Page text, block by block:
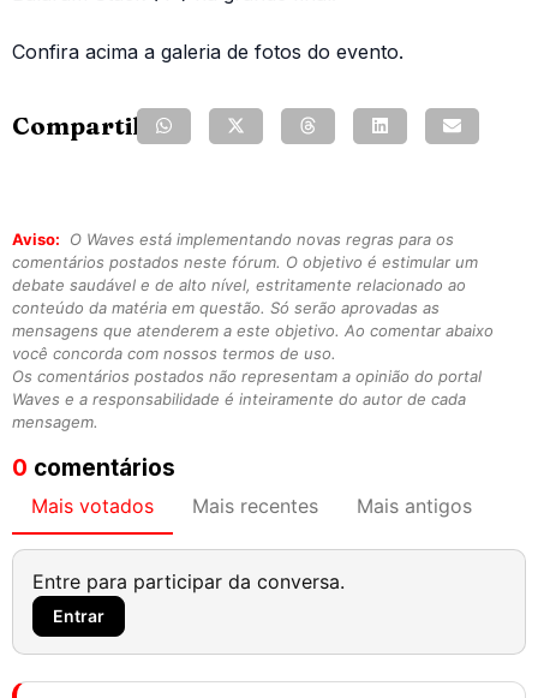
Confira acima a galeria de fotos do evento.
Compartilhe:
Aviso:
O Waves está implementando novas regras para os
comentários postados neste fórum. O objetivo é estimular um
debate saudável e de alto nível, estritamente relacionado ao
conteúdo da matéria em questão. Só serão aprovadas as
mensagens que atenderem a este objetivo. Ao comentar abaixo
você concorda com nossos termos de uso.
Os comentários postados não representam a opinião do portal
Waves e a responsabilidade é inteiramente do autor de cada
mensagem.
0 comentários
Mais votados Mais recentes Mais antigos
Entre para participar da conversa.
Entrar